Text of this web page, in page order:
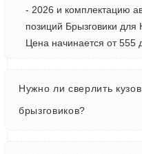
- 2026 и комплектацию
позиций Брызговики
Цена начинается от 555
Нужно ли сверлить
брызговиков?